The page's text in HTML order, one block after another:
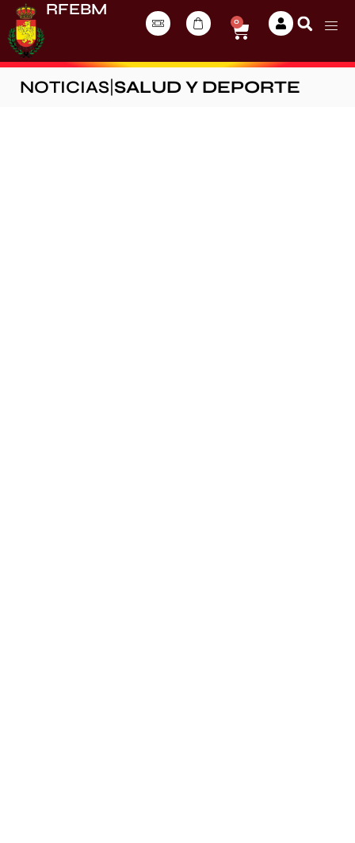
RFEBM
0
NOTICIAS SALUD Y DEPORTE